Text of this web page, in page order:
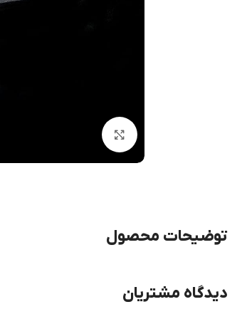
توضیحات محصول
دیدگاه مشتریان